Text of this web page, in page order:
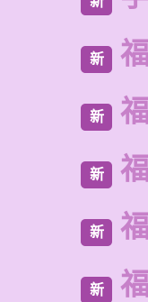
新
新
新
新
新